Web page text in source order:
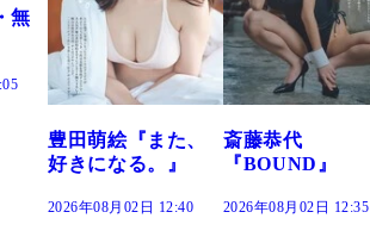
斎藤恭代
『BOUND』
2026年08月02日 12:35
咲田ゆな
『Sunflower』
2026年08月02日 12:30